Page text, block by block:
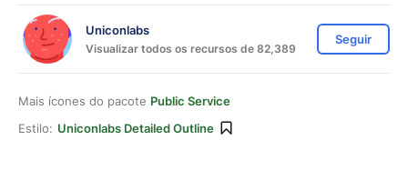
Uniconlabs
Visualizar todos os recursos de 82,389
Seguir
Mais ícones do pacote Public Service
Estilo: Uniconlabs Detailed Outline